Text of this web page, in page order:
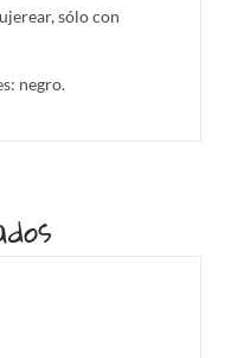
sólo con
negro.